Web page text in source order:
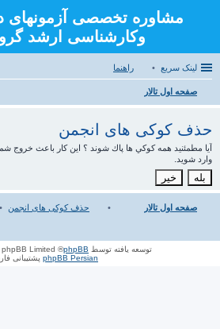
مشاوره تخصصی
وکارشناسی ارشد
لینک سریع راهنما
صفحه اول تالار
حذف کوکی های انجمن
آيا مطمئنيد همه كوكي ها پاك شوند ؟ اين كار باعث خروج
وارد شويد.
صفحه اول تالار حذف کوکی های انجمن
توسعه یافته توسط phpBB
® Forum Software © phpBB Limited
phpBB Persian پشتیبانی